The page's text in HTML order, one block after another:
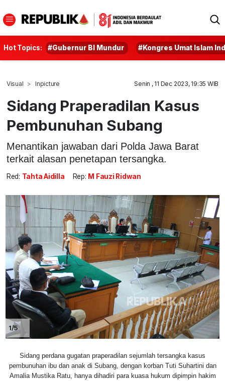
Hot Topics: #Gubernur BI Mundur #Kongres Umat Islam
Visual Inpicture Senin , 11 Dec 2023, 19:35 WIB
Sidang Praperadilan Kasus
Pembunuhan Subang
Menantikan jawaban dari Polda Jawa Barat
terkait alasan penetapan tersangka.
Red: Tahta Aidilla Rep: M Fauzi Ridwan
1/5
Sidang perdana gugatan praperadilan sejumlah tersangka kasus
pembunuhan ibu dan anak di Subang, dengan korban Tuti Suhartini dan
Amalia Mustika Ratu, hanya dihadiri para kuasa hukum dipimpin hakim